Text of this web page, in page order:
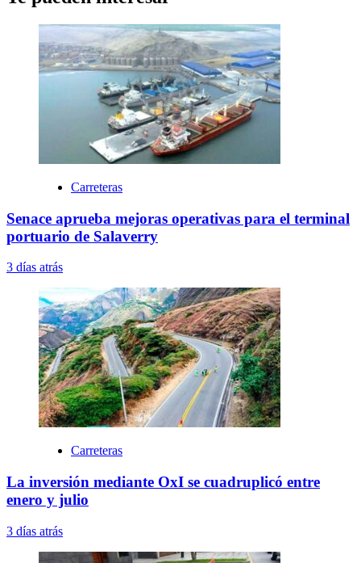
Carreteras
Senace aprueba mejoras operativas para el terminal
portuario de Salaverry
3 días atrás
Carreteras
La inversión mediante OxI se cuadruplicó entre
enero y julio
3 días atrás